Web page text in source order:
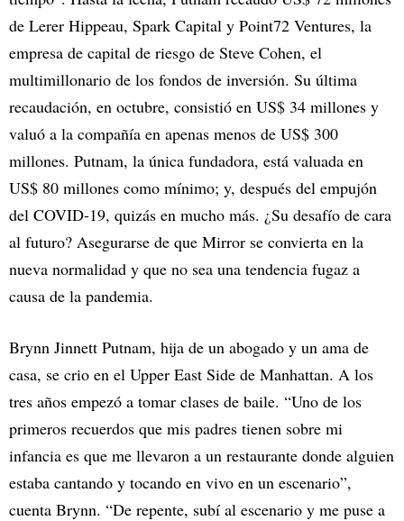
de Lerer Hippeau, Spark Capital y Point72 Ventures, la
empresa de capital de riesgo de Steve Cohen, el
multimillonario de los fondos de inversión. Su última
recaudación, en octubre, consistió en US$ 34 millones y
valuó a la compañía en apenas menos de US$ 300
millones. Putnam, la única fundadora, está valuada en
US$ 80 millones como mínimo; y, después del empujón
del COVID-19, quizás en mucho más. ¿Su desafío de cara
al futuro? Asegurarse de que Mirror se convierta en la
nueva normalidad y que no sea una tendencia fugaz a
causa de la pandemia.
Brynn Jinnett Putnam, hija de un abogado y un ama de
casa, se crio en el Upper East Side de Manhattan. A los
tres años empezó a tomar clases de baile. “Uno de los
primeros recuerdos que mis padres tienen sobre mi
infancia es que me llevaron a un restaurante donde alguien
estaba cantando y tocando en vivo en un escenario”,
cuenta Brynn. “De repente, subí al escenario y me puse a